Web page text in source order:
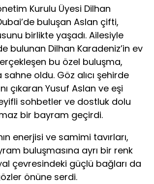
Kurulu Üyesi Dilhan
buluşan Aslan çifti,
birlikte yaşadı. Ailesiyle
bulunan Dilhan Karadeniz’in ev
bu özel buluşma,
oldu. Göz alıcı şehirde
çıkaran Yusuf Aslan ve eşi
sohbetler ve dostluk dolu
bir bayram geçirdi.
enerjisi ve samimi tavırları,
buluşmasına ayrı bir renk
çevresindeki güçlü bağları da
önüne serdi.